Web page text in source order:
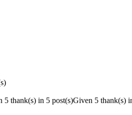
5 thank(s) in 5 post(s)Given 5 thank(s)